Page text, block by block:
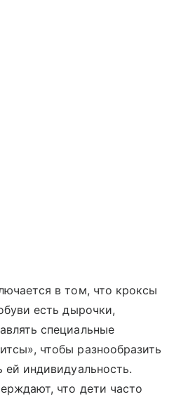
в том, что кроксы
есть дырочки,
специальные
чтобы разнообразить
индивидуальность.
что дети часто